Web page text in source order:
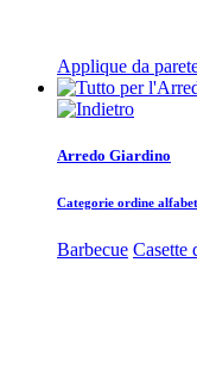
Applique da
Arredo Giardino
Categorie ordine
Barbecue Casette